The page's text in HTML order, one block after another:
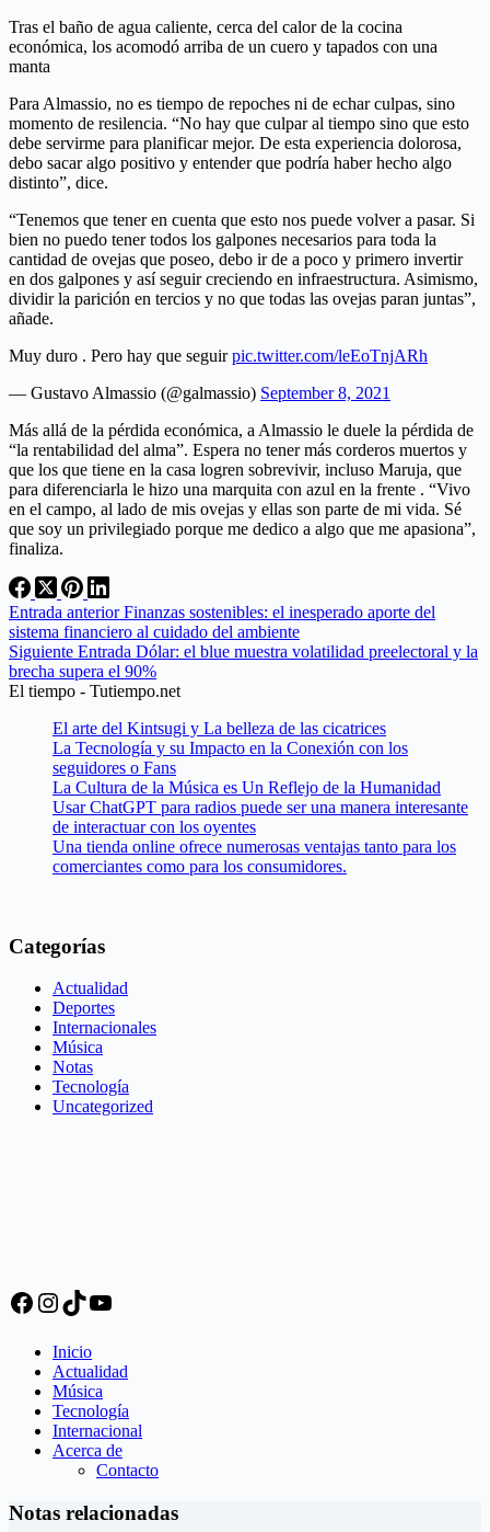
Tras el baño de agua caliente, cerca del calor de la cocina
económica, los acomodó arriba de un cuero y tapados con una
manta
Para Almassio, no es tiempo de repoches ni de echar culpas, sino
momento de resilencia. “No hay que culpar al tiempo sino que esto
debe servirme para planificar mejor. De esta experiencia dolorosa,
debo sacar algo positivo y entender que podría haber hecho algo
distinto”, dice.
“Tenemos que tener en cuenta que esto nos puede volver a pasar. Si
bien no puedo tener todos los galpones necesarios para toda la
cantidad de ovejas que poseo, debo ir de a poco y primero invertir
en dos galpones y así seguir creciendo en infraestructura. Asimismo,
dividir la parición en tercios y no que todas las ovejas paran juntas”,
añade.
Muy duro . Pero hay que seguirpic.twitter.com/leEoTnjARh
— Gustavo Almassio (@galmassio) September 8, 2021
Más allá de la pérdida económica, a Almassio le duele la pérdida de
“la rentabilidad del alma”. Espera no tener más corderos muertos y
que los que tiene en la casa logren sobrevivir, incluso Maruja, que
para diferenciarla le hizo una marquita con azul en la frente . “Vivo
en el campo, al lado de mis ovejas y ellas son parte de mi vida. Sé
que soy un privilegiado porque me dedico a algo que me apasiona”,
finaliza.
Entrada anteriorFinanzas sostenibles: el inesperado aporte del
sistema financiero al cuidado del ambiente
Siguiente Entrada Dólar: el blue muestra volatilidad preelectoral y la
brecha supera el 90%
El tiempo - Tutiempo.net
El arte del Kintsugi y La belleza de las cicatrices
La Tecnología y su Impacto en la Conexión con los
seguidores o Fans
La Cultura de la Música es Un Reflejo de la Humanidad
Usar ChatGPT para radios puede ser una manera interesante
de interactuar con los oyentes
Una tienda online ofrece numerosas ventajas tanto para los
comerciantes como para los consumidores.
Categorías
Actualidad
Deportes
Internacionales
Música
Notas
Tecnología
Uncategorized
Facebook
Instagram
TikTok
YouTube
Inicio
Actualidad
Música
Tecnología
Internacional
Acerca de
Contacto
Notas relacionadas